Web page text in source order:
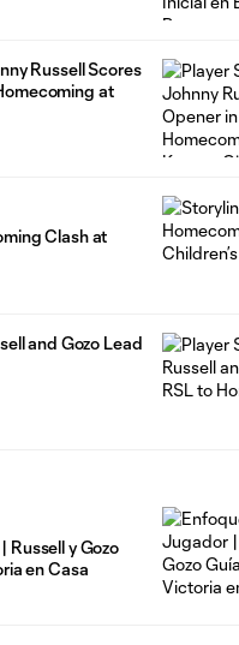
Russell Scores
at
Clash at
and Gozo Lead
Russell y Gozo
en Casa